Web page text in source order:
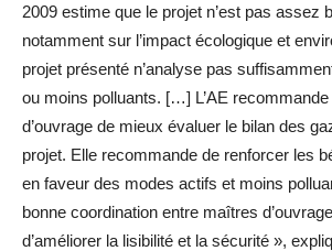
2009 estime que le projet n’est pas assez
notamment sur l’impact écologique et
projet présenté n’analyse pas
ou moins polluants. […] L’AE
d’ouvrage de mieux évaluer le bilan des
projet. Elle recommande de renforcer les
en faveur des modes actifs et moins
bonne coordination entre maîtres
d’améliorer la lisibilité et la sécurité »,